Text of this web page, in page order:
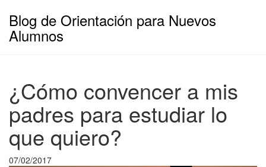
Blog de Orientación para Nuevos
Alumnos
¿Cómo convencer a mis
padres para estudiar lo
que quiero?
07/02/2017